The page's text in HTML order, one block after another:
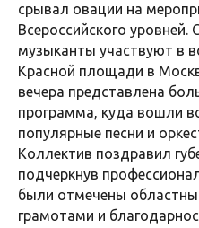
срывал овации на
Всероссийского уровней.
музыканты участвуют в
Красной площади в
вечера представлена
программа, куда вошли
популярные песни и
Коллектив поздравил
подчеркнув
были отмечены
грамотами и